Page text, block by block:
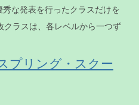
な発表を行ったクラスだけを
クラスは、各レベルから一つず
プリング・スクー